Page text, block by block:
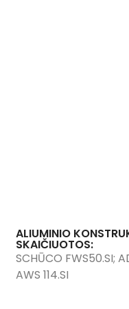
ALIUMINIO
SKAIČIUOTOS:
SCHŪCO FWS50.SI;
AWS 114.SI